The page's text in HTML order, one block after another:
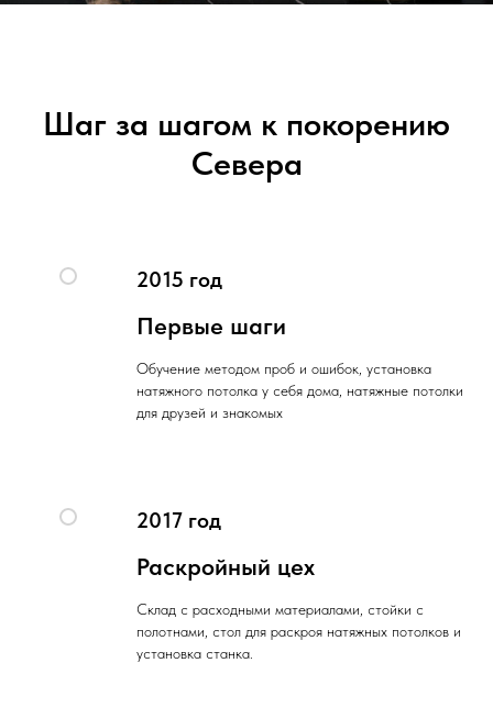
Шаг за шагом к покорению
Севера
2015 год
Первые шаги
Обучение методом проб и ошибок, установка
натяжного потолка у себя дома, натяжные потолки
для друзей и знакомых
2017 год
Раскройный цех
Склад с расходными материалами, стойки с
полотнами, стол для раскроя натяжных потолков и
установка станка.